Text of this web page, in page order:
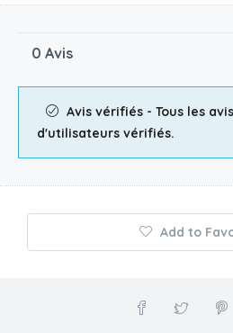
0 Avis
Avis vérifiés - Tous les
d'utilisateurs vérifiés.
Add to